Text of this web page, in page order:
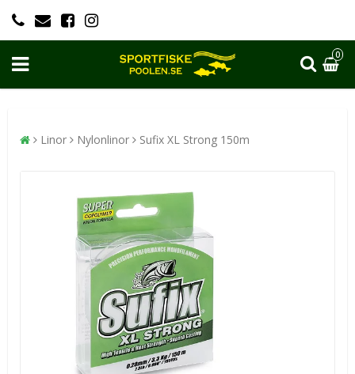
0
Linor Nylonlinor Sufix XL Strong 150m